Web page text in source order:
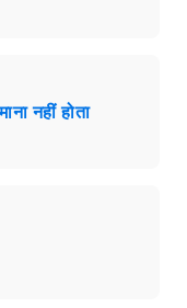
नहीं होता